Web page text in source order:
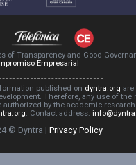
of Transparency and Good
Empresarial
published on dyntra.org are
Therefore, any use of the
by the academic-
. Contact address:
© Dyntra | Privacy Policy